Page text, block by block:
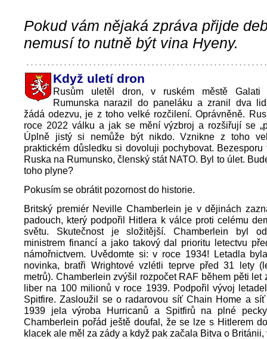
Pokud vám nějaká zpráva přijde
nemusí to nutně být vina Hyeny.
Když uletí dron
Rusům uletěl dron, v ruském městě Galati
Rumunska narazil do paneláku a zranil dva
žádá odezvu, je z toho velké rozčilení. Oprávněně.
roce 2022 válku a jak se mění výzbroj a rozšiřují se
Úplně jistý si nemůže být nikdo. Vznikne z toho
praktickém důsledku si dovoluji pochybovat. Bezesporu
Ruska na Rumunsko, členský stát NATO. Byl to úlet.
toho plyne?
Pokusím se obrátit pozornost do historie.
Britský premiér Neville Chamberlein je v dějinách
padouch, který podpořil Hitlera k válce proti celému
světu. Skutečnost je složitější. Chamberlein byl
ministrem financí a jako takový dal prioritu letectvu
námořnictvem. Uvědomte si: v roce 1934! Letadla
novinka, bratři Wrightové vzlétli teprve před 31 lety
metrů). Chamberlein zvýšil rozpočet RAF během pěti let
liber na 100 milionů v roce 1939. Podpořil vývoj
Spitfire. Zasloužil se o radarovou síť Chain Home a
1939 jela výroba Hurricanů a Spitfirů na plné
Chamberlein pořád ještě doufal, že se lze s Hitlerem
klacek ale měl za zády a když pak začala Bitva o